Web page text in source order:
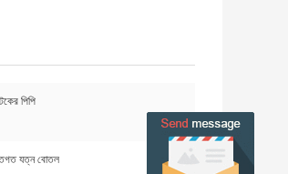
পিপি
যত্ন বোতল